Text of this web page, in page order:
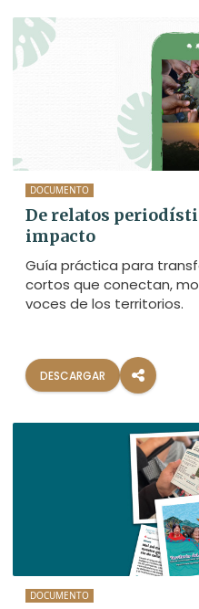
DOCUMENTO
De relatos
impacto
Guía práctica para
cortos que conectan,
voces de los territorios.
DESCARGAR
DOCUMENTO